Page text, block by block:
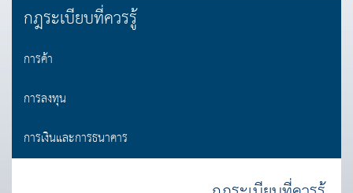
กฎระเบียบที่ควรรู้
การค้า
การลงทุน
การเงินและการธนาคาร